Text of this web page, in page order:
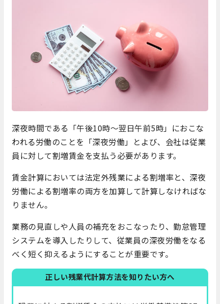
深夜時間である「午後10時～翌日午前5時」におこな
われる労働のことを「深夜労働」とよび、会社は従業
員に対して割増賃金を支払う必要があります。
賃金計算においては法定外残業による割増率と、深夜
労働による割増率の両方を加算して計算しなければな
りません。
業務の見直しや人員の補充をおこなったり、勤怠管理
システムを導入したりして、従業員の深夜労働をなる
べく短く抑えるようにすることが重要です。
正しい残業代計算方法を知りたい方へ